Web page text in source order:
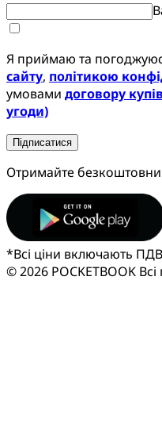
Я приймаю та
сайту, політикою
умовами договору
угоди)
Підписатися
Отримайте
*Всі ціни включають ПДВ
© 2026 POCKETBOOK